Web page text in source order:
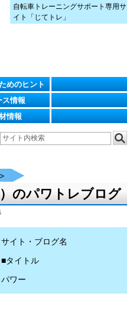
自転車トレーニングサポート専用サ
イト「じてトレ」
めのヒント
ス情報
情報
のパワトレブログ
サイト・ブログ名
■タイトル
パワー